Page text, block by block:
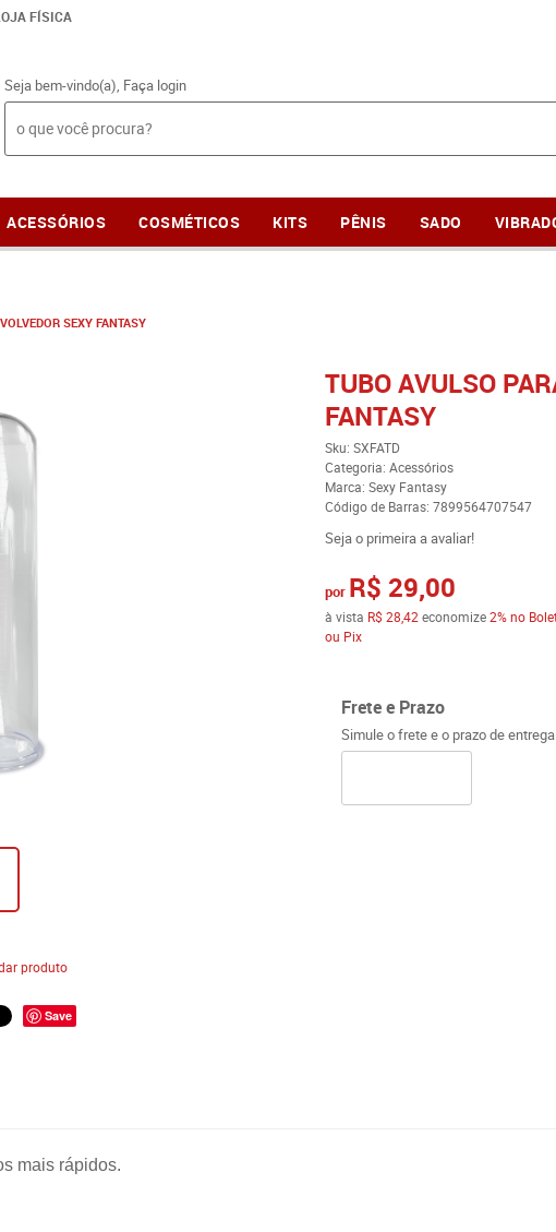
FÍSICA
Seja bem-vindo(a), Faça login
ACESSÓRIOS COSMÉTICOS KITS PÊNIS SADO
SEXY FANTASY
produto
Save
TUBO AVULSO
FANTASY
Sku: SXFATD
Categoria: Acessórios
Marca: Sexy Fantasy
Código de Barras: 7899564707547
Seja o primeira a avaliar!
por R$ 29,00
à vista R$ 28,42 economize2% no
ou Pix
Frete e Prazo
Simule o frete e o prazo de
mais rápidos.